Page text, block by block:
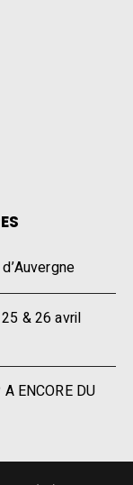
& 26 avril
ENCORE DU